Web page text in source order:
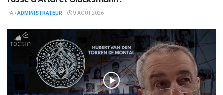
PARADMINISTRATEUR 9 AOÛT 2026